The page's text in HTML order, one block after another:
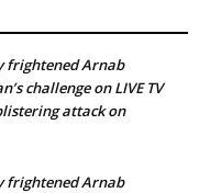
frightened Arnab
challenge on LIVE TV
attack on
frightened Arnab